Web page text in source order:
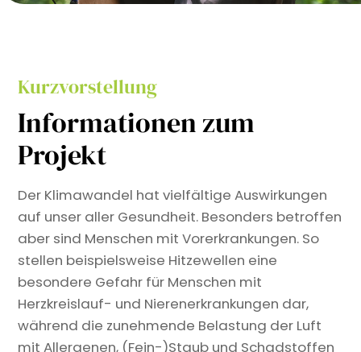
Kurzvorstellung
Informationen zum
Projekt
Der Klimawandel hat vielfältige Auswirkungen
auf unser aller Gesundheit. Besonders betroffen
aber sind Menschen mit Vorerkrankungen. So
stellen beispielsweise Hitzewellen eine
besondere Gefahr für Menschen mit
Herzkreislauf- und Nierenerkrankungen dar,
während die zunehmende Belastung der Luft
mit Allergenen, (Fein-)Staub und Schadstoffen